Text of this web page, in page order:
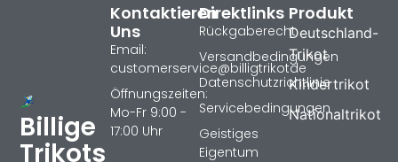
Billige
Trikots
Produkt
Deutschland-
Trikot
Kindertrikot
Nationaltrikot
Direktlinks
Rückgaberecht
Versandbedingungen
Datenschutzrichtlinie
Servicebedingungen
Geistiges
Eigentum
Kontaktieren
Uns
Email:
customerservice@billigtrikotde
Öffnungszeiten:
Mo-Fr 9:00 -
17:00 Uhr